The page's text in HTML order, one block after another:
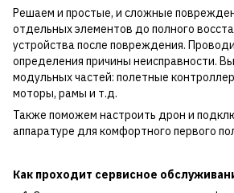
Решаем и простые, и сложные
отдельных элементов до полного
устройства после повреждения.
определения причины неисправности.
модульных частей: полетные
моторы, рамы и т.д.
Также поможем настроить дрон и
аппаратуре для комфортного первого
Как проходит сервисное